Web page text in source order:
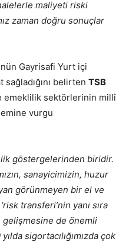
maliyeti riski
zaman doğru sonuçlar
Gayrisafi Yurt içi
sağladığını belirten TSB
emeklilik sektörlerinin millî
vurgu
göstergelerinden biridir.
sanayicimizin, huzur
görünmeyen bir el ve
transferi’nin yanı sıra
gelişmesine de önemli
sigortacılığımızda çok